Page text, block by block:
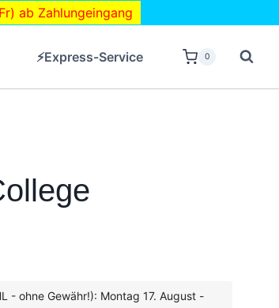
ab Zahlungeingang
⚡Express-Service 0
- ohne Gewähr!): Montag 17. August -